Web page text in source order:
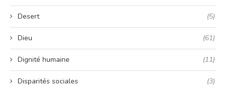
Desert (5)
Dieu (61)
Dignité humaine (11)
Disparités sociales (3)